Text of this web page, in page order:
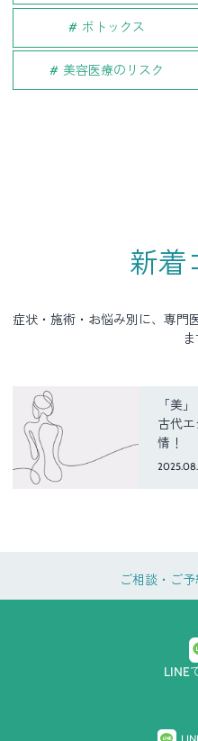
ボトックス
美容医療のリスク
新着
症状・施術・お悩み別に、専門
ま
「美
古代
情！
ご相談・ご
LINE
プライバ